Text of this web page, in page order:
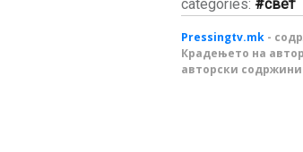
categories: свет
Pressingtv.mk -
Крадењето на
авторски